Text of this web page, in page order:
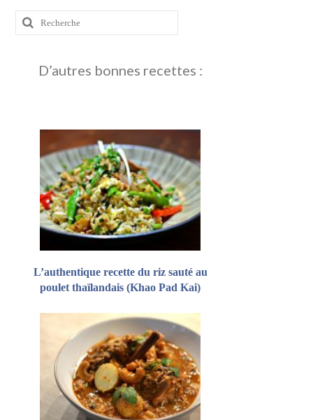
D’autres bonnes recettes :
L’authentique recette du riz sauté au
poulet thaïlandais (Khao Pad Kai)